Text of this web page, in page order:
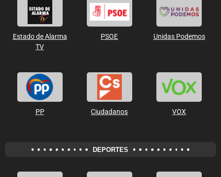
Estado de Alarma
TV
PSOE Unidas Podemos
PP Ciudadanos VOX
DEPORTES